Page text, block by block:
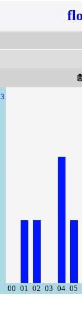
3
00 01 02 03 04 05